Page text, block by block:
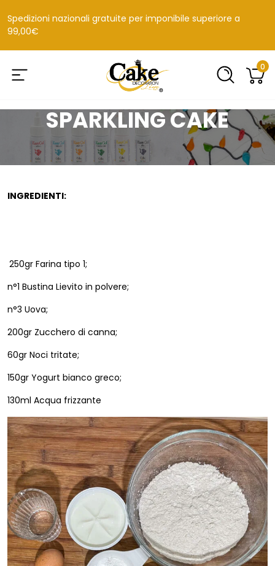
Spedizioni nazionali gratuite per imponibile superiore a
99,00€
0
SPARKLING CAKE
INGREDIENTI:
250gr Farina tipo 1;
n°1 Bustina Lievito in polvere;
n°3 Uova;
200gr Zucchero di canna;
60gr Noci tritate;
150gr Yogurt bianco greco;
130ml Acqua frizzante